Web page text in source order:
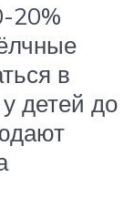
20%
в
детей до